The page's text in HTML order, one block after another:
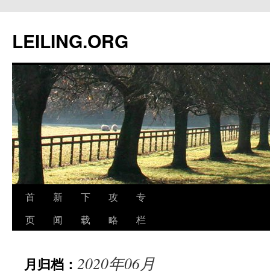
文
LEILING.ORG
首
页
新
闻
下
载
攻
略
专
栏
月归档： 2020年06月